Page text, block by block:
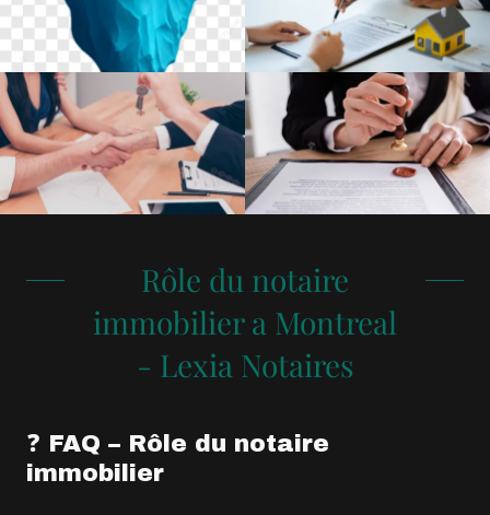
Rôle du notaire
immobilier a Montreal
- Lexia Notaires
❓ FAQ – Rôle du notaire
immobilier